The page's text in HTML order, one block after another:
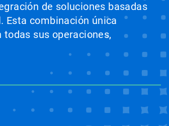
de soluciones basadas
Esta combinación única
sus operaciones,